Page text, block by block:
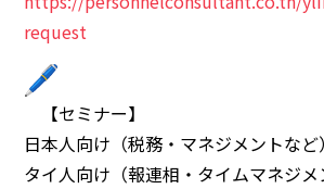
request
【セミナー】
日本人向け（税務・マネジメントなど）
タイ人向け（報連相・タイムマネジメ